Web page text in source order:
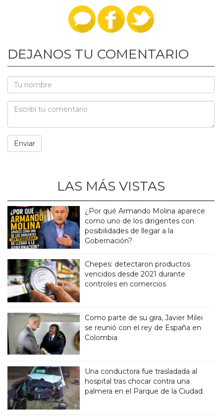
DEJANOS TU COMENTARIO
LAS MÁS VISTAS
¿Por qué Armando Molina aparece
como uno de los dirigentes con
posibilidades de llegar a la
Gobernación?
Chepes: detectaron productos
vencidos desde 2021 durante
controles en comercios
Como parte de su gira, Javier Milei
se reunió con el rey de España en
Colombia
Una conductora fue trasladada al
hospital tras chocar contra una
palmera en el Parque de la Ciudad